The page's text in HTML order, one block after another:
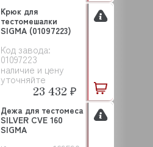
Код завода:
01097223
наличие и цену
уточняйте
Крюк для
тестомешалки
SIGMA (01097223)
23 432 ₽
Дежа для тестомеса
SILVER CVE 160
SIGMA